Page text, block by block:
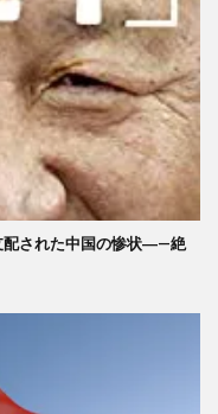
された中国の惨状―—絶